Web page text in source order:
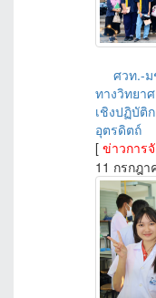
ศวท.-
ทางวิทยา
เชิงปฏิบัติ
อุตรดิตถ์
[ ข่าวการ
11 กรกฎา